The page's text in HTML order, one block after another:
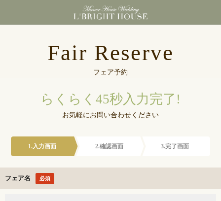
Fair Reserve
フェア予約
らくらく45秒入力完了!
お気軽にお問い合わせください
1.入力画面 2.確認画面 3.完了画面
フェア名 必須